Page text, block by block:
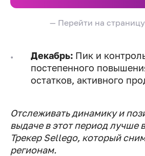
— Перейти на
Декабрь: Пик и
постепенного
остатков, активного
Отслеживать динамику и
выдаче в этот период лучше
Трекер Sellego, который
регионам.